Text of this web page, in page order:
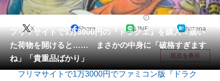
動物 リサーチ
会員記事
メディア
注目記事を集めた総合ページ
フリマサイトで1万3000円の『ドラクエ』を購入→届い
た荷物を開けると…… まさかの中身に「破格すぎます
ね」「貴重品ばかり」
X Share LINE hatena
目次を表示
フリマサイトで1万3000円でファミコン版『ドラク